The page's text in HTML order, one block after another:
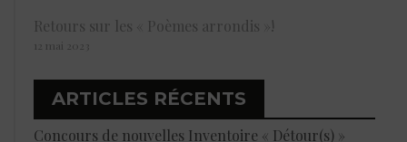
Retours sur les « Poèmes arrondis »!
12 mai 2023
ARTICLES RÉCENTS
Concours de nouvelles Inventoire « Détour(s) »